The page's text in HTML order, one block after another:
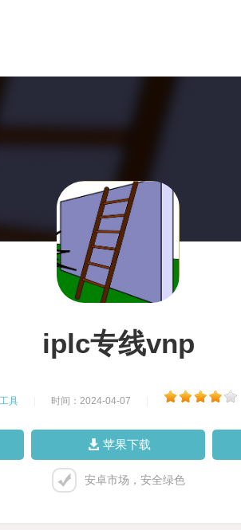
iplc专线vnp
工具 时间：2024-04-07
苹果下载
安卓市场，安全绿色